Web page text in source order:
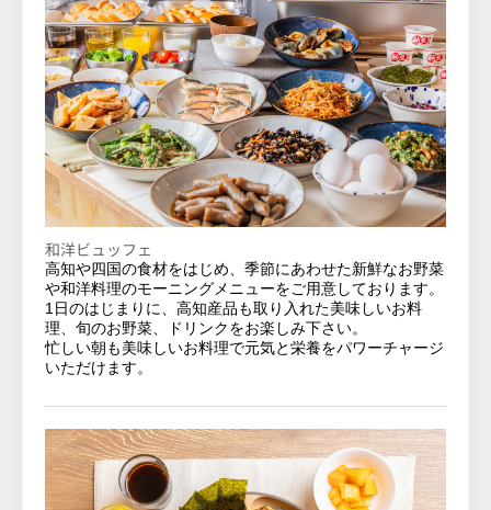
和洋ビュッフェ
高知や四国の食材をはじめ、 季節にあわせた新鮮なお野菜
や和洋料理のモーニングメニューをご用意しております。
1日のはじまりに、高知産品も取り入れた美味しいお料
理、 旬のお野菜、ドリンクをお楽しみ下さい。
忙しい朝も美味しいお料理で元気と栄養をパワーチャージ
いただけます。